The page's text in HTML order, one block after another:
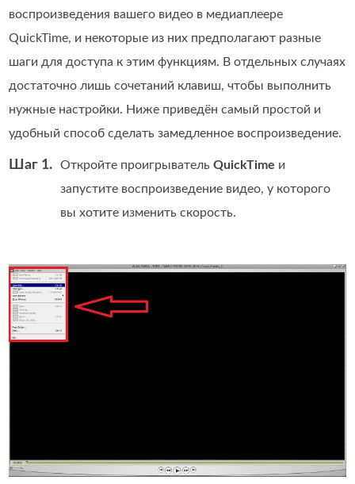
воспроизведения вашего видео в медиаплеере
QuickTime, и некоторые из них предполагают разные
шаги для доступа к этим функциям. В отдельных случаях
достаточно лишь сочетаний клавиш, чтобы выполнить
нужные настройки. Ниже приведён самый простой и
удобный способ сделать замедленное воспроизведение.
Шаг 1. Откройте проигрывательQuickTime и
запустите воспроизведение видео, у которого
вы хотите изменить скорость.